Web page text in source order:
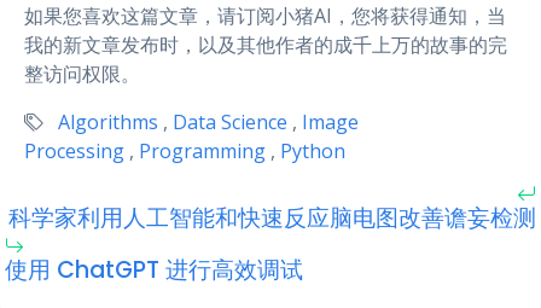
如果您喜欢这篇文章，请订阅小猪AI，您将获得通知，当
我的新文章发布时，以及其他作者的成千上万的故事的完
整访问权限。
Algorithms , Data Science , Image
Processing , Programming , Python
科学家利用人工智能和快速反应脑电图改善谵妄检测
使用 ChatGPT 进行高效调试